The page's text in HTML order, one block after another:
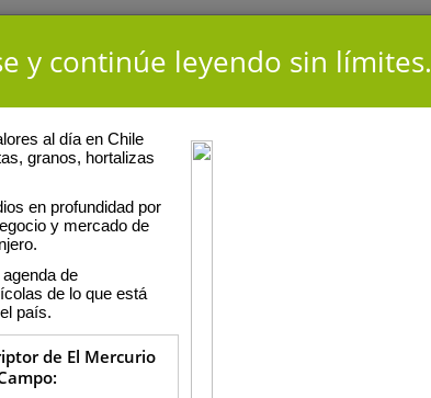
y continúe leyendo sin límites.
al día en Chile
granos, hortalizas
en profundidad por
y mercado de
de
de lo que está
país.
de El Mercurio